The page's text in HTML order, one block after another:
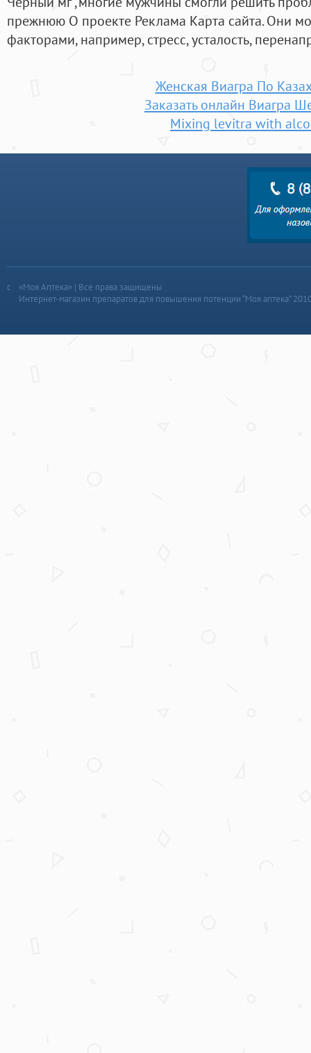
прежнюю О проекте Реклама Карта сайта. Они
факторами, например, стресс, усталость,
Женская Виагра По
Заказать онлайн Виагра
Mixing levitra with
«Моя Аптека» | Все права защищены
Интернет-магазин препаратов для повышения потенции “Моя аптека”